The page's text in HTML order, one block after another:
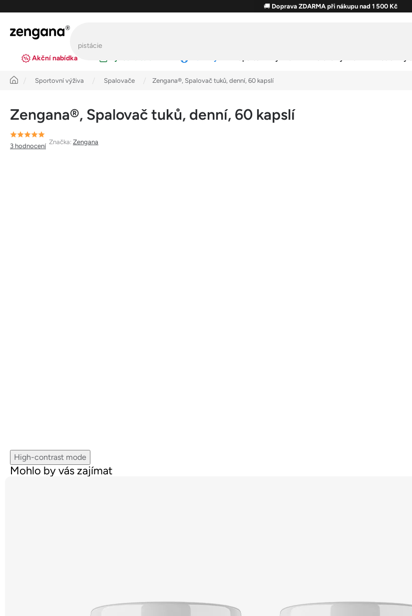
obsah
🚚 Doprava ZDARMA při nákupu nad 1 500 Kč
Akční nabídka
Úvod Sportovní výživa Spalovače Zengana®, Spalovač tuků, denní, 60 kapslí
Zengana®, Spalovač tuků, denní, 60 kapslí
Průměrné
hodnocení
3 hodnocení
Značka: Zengana
High-contrast mode
Mohlo by vás zajímat